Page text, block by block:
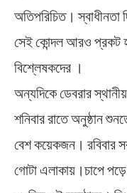
অতিপরিচিত। স্বাধীনতা
সেই কোন্দল আরও প্রকট
বিশ্লেষকদের ।
অন্যদিকে ডেবরার স্থানীয়
শনিবার রাতে অনুষ্ঠান
বেশ কয়েকজন। রবিবার
গোটা এলাকায়।চাপে